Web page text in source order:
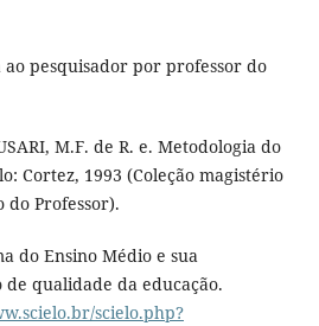
ao pesquisador por professor do
M.F. de R. e. Metodologia do
Cortez, 1993 (Coleção magistério
do Professor).
do Ensino Médio e sua
qualidade da educação.
scielo.php?